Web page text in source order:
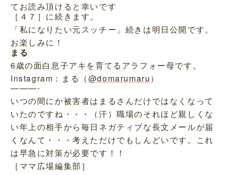
てお読み頂けると幸いです
［４７］に続きます。
「私になりたい元スッチー」続きは明日公開です。
お楽しみに！
まる
6歳の面白息子アキを育てるアラフォー母です。
Instagram：まる（@domarumaru）
———-
いつの間にか被害者はまるさんだけではなくなって
いたのですね・・・（汗）職場のそれほど親しくな
い年上の相手から毎日ネガティブな長文メールが届
くなんて・・・考えただけでもしんどいです。これ
は早急に対策が必要です！！
［ママ広場編集部］